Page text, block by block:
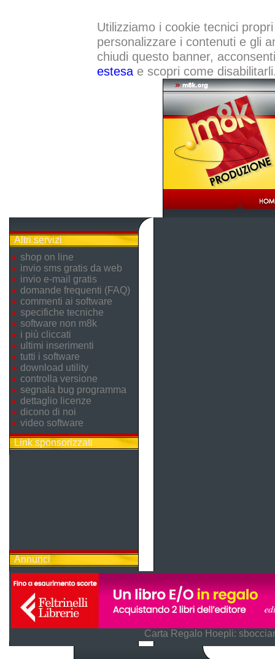
Utilizziamo i cookie tecnici
personalizzare i contenuti e gli
chiudi questo banner,
estesae scopri come
Altri servizi
shop on line
invio sms gratis da web
invio e-mail gratis
domande frequenti (FAQ)
commenti ai software
specifiche tecniche
software non m8k
i più cliccati
ultimi inserimenti
tutti i software
download utility
controlla versione
segnala bug programma
dettaglio licenze
dicono di noi
video software
Link sponsorizzati
Annunci
Carta Regalo Hoepli: